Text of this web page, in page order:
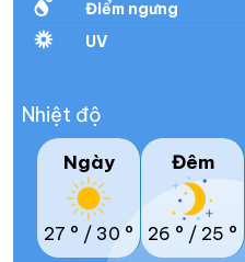
Điểm ngưng
UV
Nhiệt độ
Ngày
27 ° / 30 °
Đêm
26 ° / 25 °